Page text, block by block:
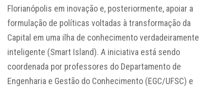
Florianópolis em inovação e, posteriormente, apoiar a
formulação de políticas voltadas à transformação da
Capital em uma ilha de conhecimento verdadeiramente
inteligente (Smart Island). A iniciativa está sendo
coordenada por professores do Departamento de
Engenharia e Gestão do Conhecimento (EGC/UFSC) e